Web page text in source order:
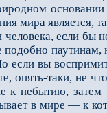
основании
мира является,
если бы
паутинам,
вы
таки, не
к небытию,
в мире — к